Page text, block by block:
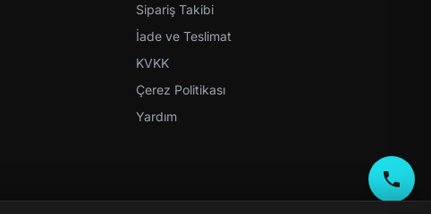
Sipariş Takibi
İade ve Teslimat
KVKK
Çerez Politikası
Yardım